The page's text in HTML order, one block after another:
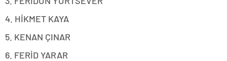
4. HİKMET KAYA
5. KENAN ÇINAR
6. FERİD YARAR